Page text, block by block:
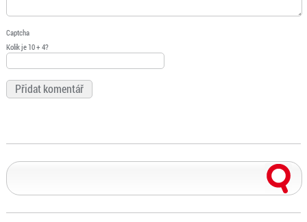
Captcha
Kolik je 10 + 4?